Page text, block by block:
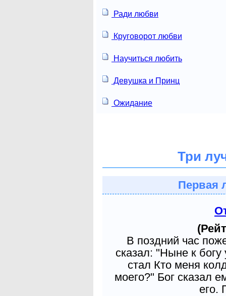
Ради любви
Круговорот любви
Научиться любить
Девушка и Принц
Ожидание
Три
Первая
В поздний час
сказал: "Ныне к
стал Кто меня
моего?" Бог сказал
его.